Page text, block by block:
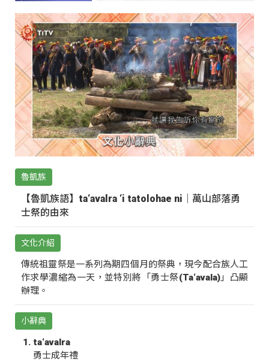
魯凱族
【魯凱族語】ta‘avalra ‘i tatolohae ni｜萬山部落勇
士祭的由來
文化介紹
傳統祖靈祭是一系列為期四個月的祭典，現今配合族人工
作求學濃縮為一天，並特別將「勇士祭(Ta‘avala)」凸顯
辦理。
小辭典
ta‘avalra
勇士成年禮